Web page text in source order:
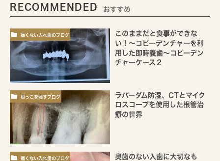
RECOMMENDED おすすめ
痛くない入れ歯のブログ
このままだと食事ができな
い！～コピーデンチャーを利
用した即時義歯～コピーデン
チャーケース２
根っこを残すブログ
ラバーダム防湿、CTとマイク
ロスコープを使用した根管治
療の世界
痛くない入れ歯のブログ
奥歯のない入歯に大切なも